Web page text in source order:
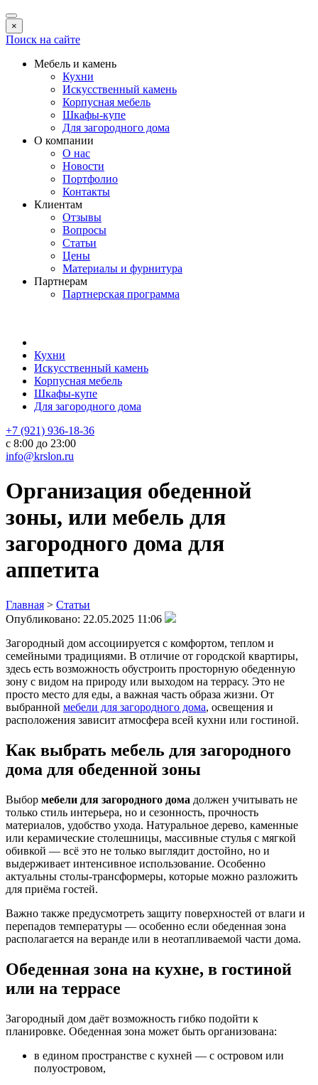
×
Поиск на сайте
Мебель и камень
Кухни
Искусственный камень
Корпусная мебель
Шкафы-купе
Для загородного дома
О компании
О нас
Новости
Портфолио
Контакты
Клиентам
Отзывы
Вопросы
Статьи
Цены
Материалы и фурнитура
Партнерам
Партнерская программа
Кухни
Искусственный камень
Корпусная мебель
Шкафы-купе
Для загородного дома
+7 (921) 936-18-36
с 8:00 до 23:00
info@krslon.ru
Организация обеденной
зоны, или мебель для
загородного дома для
аппетита
Главная > Статьи
Опубликовано: 22.05.2025 11:06
Загородный дом ассоциируется с комфортом, теплом и
семейными традициями. В отличие от городской квартиры,
здесь есть возможность обустроить просторную обеденную
зону с видом на природу или выходом на террасу. Это не
просто место для еды, а важная часть образа жизни. От
выбранной мебели для загородного дома, освещения и
расположения зависит атмосфера всей кухни или гостиной.
Как выбрать мебель для загородного
дома для обеденной зоны
Выбор мебели для загородного дома должен учитывать не
только стиль интерьера, но и сезонность, прочность
материалов, удобство ухода. Натуральное дерево, каменные
или керамические столешницы, массивные стулья с мягкой
обивкой — всё это не только выглядит достойно, но и
выдерживает интенсивное использование. Особенно
актуальны столы-трансформеры, которые можно разложить
для приёма гостей.
Важно также предусмотреть защиту поверхностей от влаги и
перепадов температуры — особенно если обеденная зона
располагается на веранде или в неотапливаемой части дома.
Обеденная зона на кухне, в гостиной
или на террасе
Загородный дом даёт возможность гибко подойти к
планировке. Обеденная зона может быть организована:
в едином пространстве с кухней — с островом или
полуостровом,